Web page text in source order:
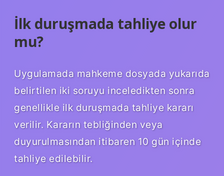
İlk duruşmada tahliye olur
mu?
Uygulamada mahkeme dosyada yukarıda
belirtilen iki soruyu inceledikten sonra
genellikle ilk duruşmada tahliye kararı
verilir. Kararın tebliğinden veya
duyurulmasından itibaren 10 gün içinde
tahliye edilebilir.